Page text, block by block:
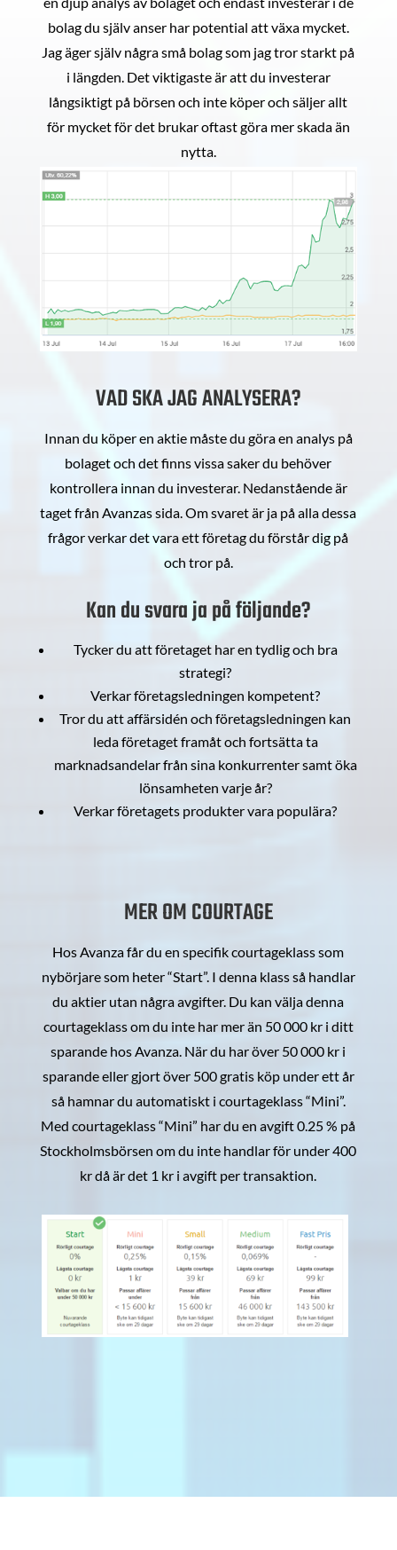
bolag du själv anser har potential att växa mycket.
Jag äger själv några små bolag som jag tror starkt på
i längden. Det viktigaste är att du investerar
långsiktigt på börsen och inte köper och säljer allt
för mycket för det brukar oftast göra mer skada än
nytta.
VAD SKA JAG ANALYSERA?
Innan du köper en aktie måste du göra en analys på
bolaget och det finns vissa saker du behöver
kontrollera innan du investerar. Nedanstående är
taget från Avanzas sida. Om svaret är ja på alla dessa
frågor verkar det vara ett företag du förstår dig på
och tror på.
Kan du svara ja på följande?
Tycker du att företaget har en tydlig och bra
strategi?
Verkar företagsledningen kompetent?
Tror du att affärsidén och företagsledningen kan
leda företaget framåt och fortsätta ta
marknadsandelar från sina konkurrenter samt öka
lönsamheten varje år?
Verkar företagets produkter vara populära?
MER OM COURTAGE
Hos Avanza får du en specifik courtageklass som
nybörjare som heter “Start”. I denna klass så handlar
du aktier utan några avgifter. Du kan välja denna
courtageklass om du inte har mer än 50 000 kr i ditt
sparande hos Avanza. När du har över 50 000 kr i
sparande eller gjort över 500 gratis köp under ett år
så hamnar du automatiskt i courtageklass “Mini”.
Med courtageklass “Mini” har du en avgift 0.25 % på
Stockholmsbörsen om du inte handlar för under 400
kr då är det 1 kr i avgift per transaktion.